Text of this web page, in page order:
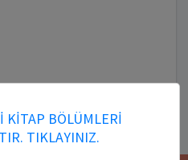
KİTAP BÖLÜMLERİ
TIKLAYINIZ.